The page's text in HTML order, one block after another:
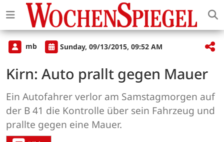
mb Sunday, 09/13/2015, 09:52 AM
Kirn: Auto prallt gegen Mauer
Ein Autofahrer verlor am Samstagmorgen auf
der B 41 die Kontrolle über sein Fahrzeug und
prallte gegen eine Mauer.